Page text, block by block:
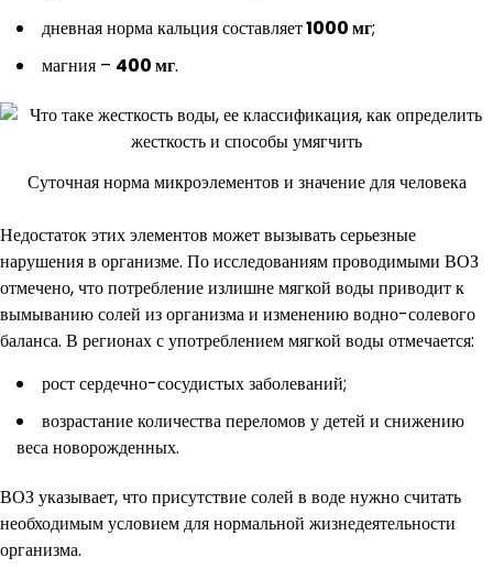
дневная норма кальция составляет1000 мг;
магния – 400 мг.
Суточная норма микроэлементов и значение для человека
Недостаток этих элементов может вызывать серьезные
нарушения в организме. По исследованиям проводимыми ВОЗ
отмечено, что потребление излишне мягкой воды приводит к
вымыванию солей из организма и изменению водно-солевого
баланса. В регионах с употреблением мягкой воды отмечается:
рост сердечно-сосудистых заболеваний;
возрастание количества переломов у детей и снижению
веса новорожденных.
ВОЗ указывает, что присутствие солей в воде нужно считать
необходимым условием для нормальной жизнедеятельности
организма.